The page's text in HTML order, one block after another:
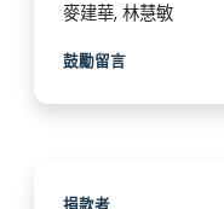
麥建華, 林慧敏
鼓勵留言